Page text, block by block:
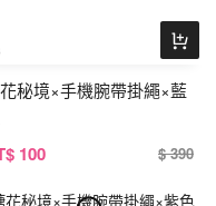
秘境×手機腕帶掛繩×藍
$ 100 $ 390